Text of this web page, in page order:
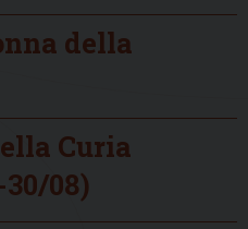
della
Curia
08)